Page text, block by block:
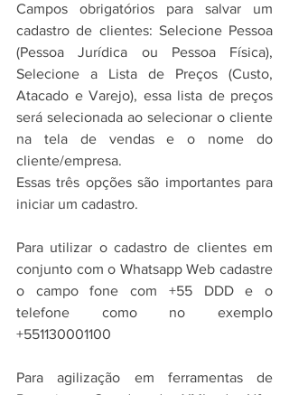
Campos obrigatórios para salvar um
cadastro de clientes: Selecione Pessoa
(Pessoa Jurídica ou Pessoa Física),
Selecione a Lista de Preços (Custo,
Atacado e Varejo), essa lista de preços
será selecionada ao selecionar o cliente
na tela de vendas e o nome do
cliente/empresa.
Essas três opções são importantes para
iniciar um cadastro.
Para utilizar o cadastro de clientes em
conjunto com o Whatsapp Web cadastre
o campo fone com +55 DDD e o
telefone como no exemplo
+551130001100
Para agilização em ferramentas de